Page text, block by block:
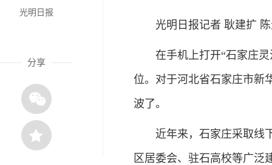
光明日报
分享
光明日报记者 耿建扩
在手机上打开“石家庄
位。对于河北省石家庄市新
波了。
近年来，石家庄采取线
区居委会、驻石高校等广泛